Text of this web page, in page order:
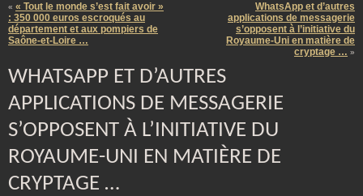
« « Tout le monde s’est fait avoir »
: 350 000 euros escroqués au
département et aux pompiers de
Saône-et-Loire …
WhatsApp et d’autres
applications de messagerie
s’opposent à l’initiative du
Royaume-Uni en matière de
cryptage … »
WHATSAPP ET D’AUTRES
APPLICATIONS DE MESSAGERIE
S’OPPOSENT À L’INITIATIVE DU
ROYAUME-UNI EN MATIÈRE DE
CRYPTAGE …